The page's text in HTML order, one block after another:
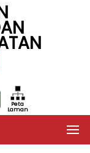
Peta
Laman